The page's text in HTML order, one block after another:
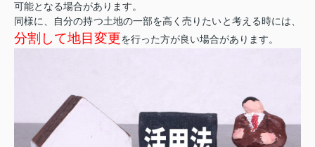
可能となる場合があります。
同様に、自分の持つ土地の一部を高く売りたいと考える時には、
分割して地目変更を行った方が良い場合があります。